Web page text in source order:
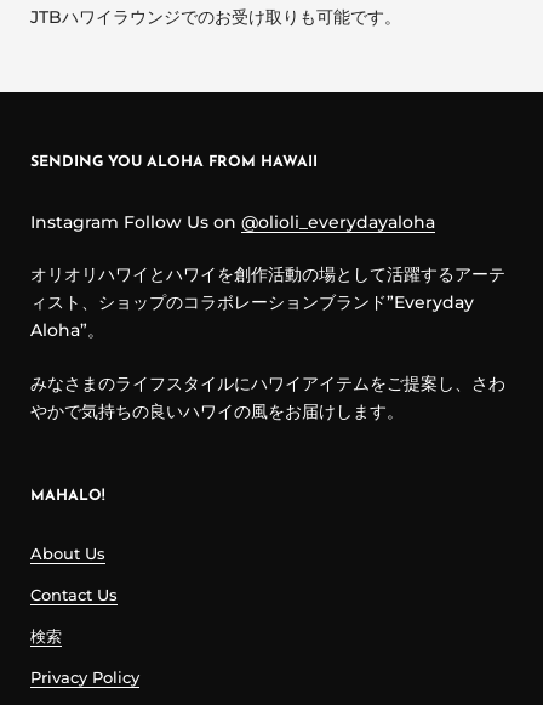
JTBハワイラウンジでのお受け取りも可能です。
SENDING YOU ALOHA FROM HAWAII
Instagram Follow Us on @olioli_everydayaloha
オリオリハワイとハワイを創作活動の場として活躍するアーテ
ィスト、ショップのコラボレーションブランド”Everyday
Aloha”。
みなさまのライフスタイルにハワイアイテムをご提案し、さわ
やかで気持ちの良いハワイの風をお届けします。
MAHALO!
About Us
Contact Us
検索
Privacy Policy